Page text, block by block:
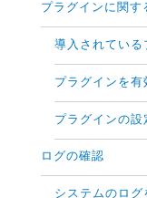
プラグインに関す
導入されている
プラグインを
プラグインの設
ログの確認
システムのログ